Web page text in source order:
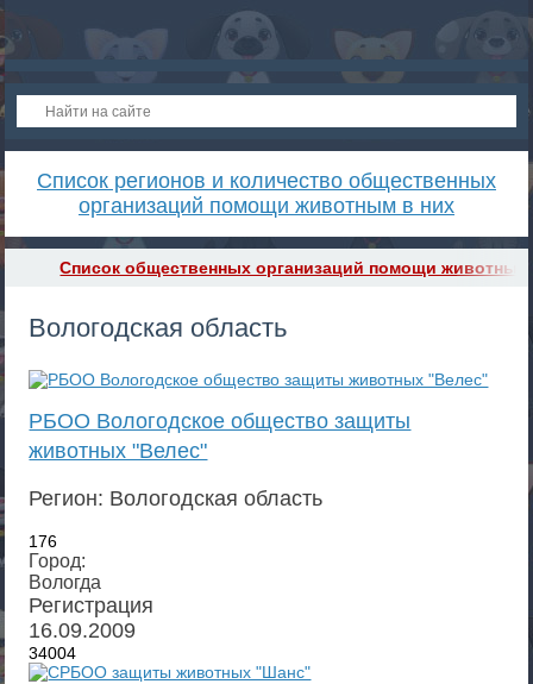
Список регионов и количество общественных
организаций помощи животным в них
Список общественных организаций помощи животным
Вологодская область
РБОО Вологодское общество защиты
животных "Велес"
Регион: Вологодская область
176
Город:
Вологда
Регистрация
16.09.2009
34004